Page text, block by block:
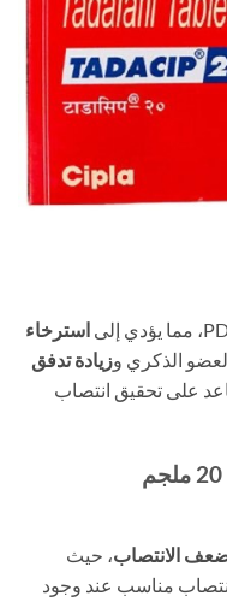
استرخاء
الذكري وزيادة تدفق
على تحقيق انتصاب
الانتصاب، حيث
مناسب عند وجود